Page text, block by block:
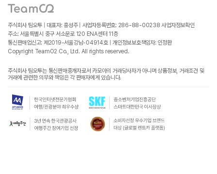
주식회사 팀오투 | 대표자: 홍성주 | 사업자등록번호: 286-88-00238 사업자정보확인
주소: 서울특별시 중구 서소문로 120 ENA센터 11층
통신판매업신고: 제2019-서울강남-04914호 | 개인정보보호책임자: 인정환
Copyright TeamO2 Co., Ltd. All rights reserved.
주식회사 팀오투는 통신판매중개자로서 카모아의 거래당사자가 아니며 상품정보, 거래조건 및
거래에 관련한 의무와 책임은 각 판매자에게 있습니다.